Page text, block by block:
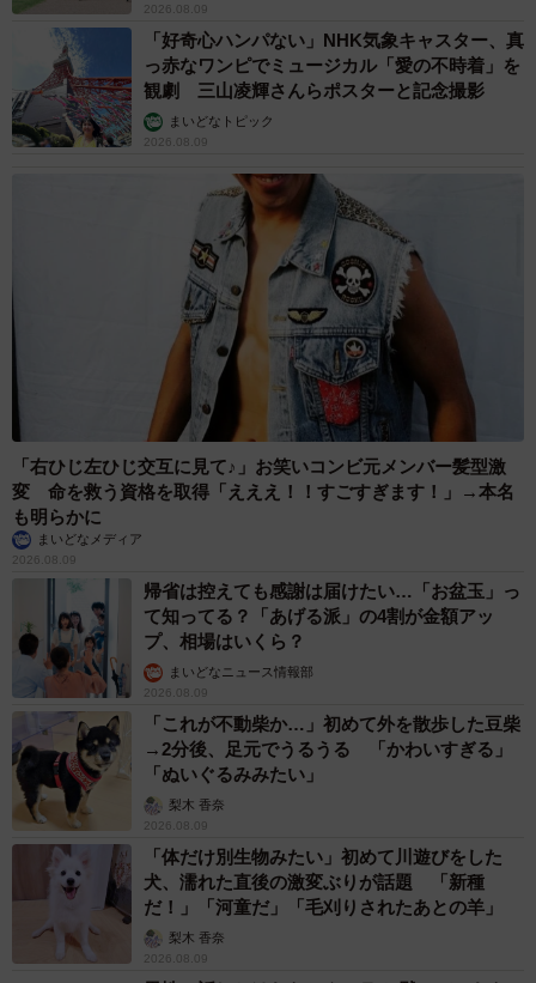
2026.08.09
「好奇心ハンパない」NHK気象キャスター、真
っ赤なワンピでミュージカル「愛の不時着」を
観劇 三山凌輝さんらポスターと記念撮影
まいどなトピック
2026.08.09
「右ひじ左ひじ交互に見て♪」お笑いコンビ元メンバー髪型激
変 命を救う資格を取得「えええ！！すごすぎます！」→本名
も明らかに
まいどなメディア
2026.08.09
帰省は控えても感謝は届けたい…「お盆玉」っ
て知ってる？「あげる派」の4割が金額アッ
プ、相場はいくら？
まいどなニュース情報部
2026.08.09
「これが不動柴か…」初めて外を散歩した豆柴
→2分後、足元でうるうる 「かわいすぎる」
「ぬいぐるみみたい」
梨木 香奈
2026.08.09
「体だけ別生物みたい」初めて川遊びをした
犬、濡れた直後の激変ぶりが話題 「新種
だ！」「河童だ」「毛刈りされたあとの羊」
梨木 香奈
2026.08.09